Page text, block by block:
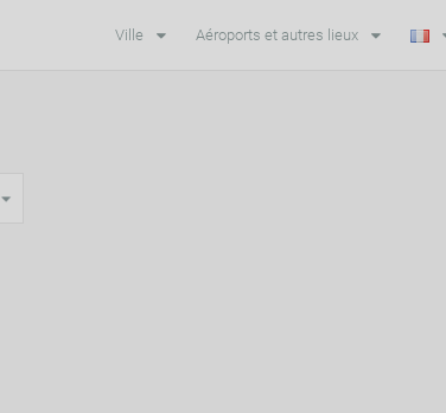
Ville Aéroports et autres lieux